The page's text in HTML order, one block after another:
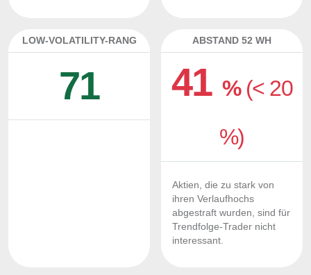
LOW-VOLATILITY-RANG
71
ABSTAND 52 WH
41% (< 20
%)
Aktien, die zu stark von
ihren Verlaufhochs
abgestraft wurden, sind für
Trendfolge-Trader nicht
interessant.